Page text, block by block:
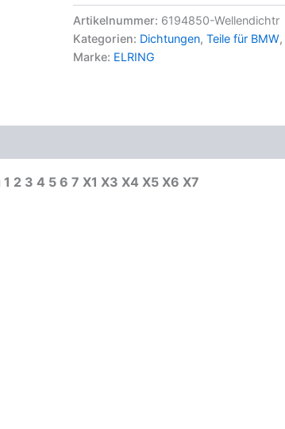
für
N47
B47
1
5
7
Artikelnummer: 6194850-Wellendichtr
Kategorien: Dichtungen, Teile für BMW,
Marke: ELRING
2 3 4 5 6 7 X1 X3 X4 X5 X6 X7